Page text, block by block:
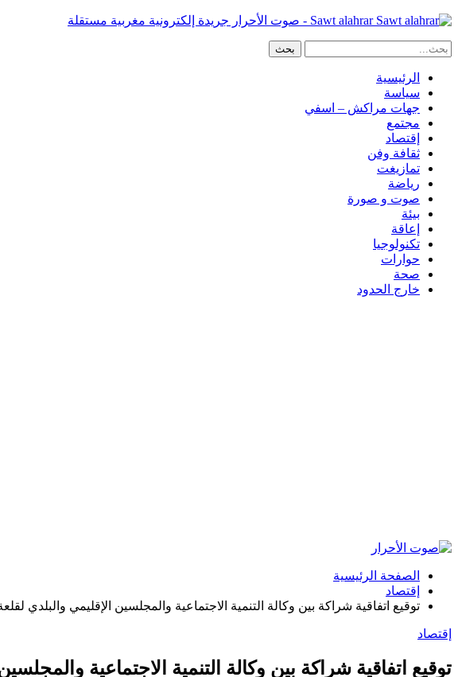
Sawt alahrar - صوت الأحرار جريدة إلكترونية مغربية مستقلة
الرئيسية
سياسة
جهات مراكش – اسفي
مجتمع
إقتصاد
ثقافة وفن
تمازيغت
رياضة
صوت و صورة
بيئة
إعاقة
تكنولوجيا
حوارات
صحة
خارج الحدود
الصفحة الرئيسية
إقتصاد
توقيع اتفاقية شراكة بين وكالة التنمية الاجتماعية والمجلسين الإقليمي والبلدي
إقتصاد
توقيع اتفاقية شراكة بين وكالة التنمية الاجتماعية